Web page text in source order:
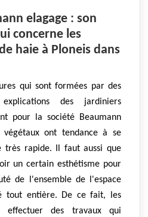
elagage : son
concerne les
haie à Ploneis dans
qui sont formées par des
des jardiniers
pour la société Beaumann
ont tendance à se
très rapide. Il faut aussi que
un certain esthétisme pour
de l'ensemble de l'espace
tout entière. De ce fait, les
effectuer des travaux qui